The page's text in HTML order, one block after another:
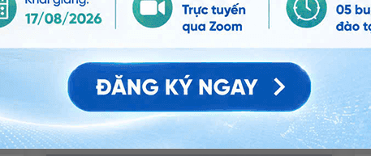
Dấu hiệu u sụn xương ở trẻ em
Xem thêm